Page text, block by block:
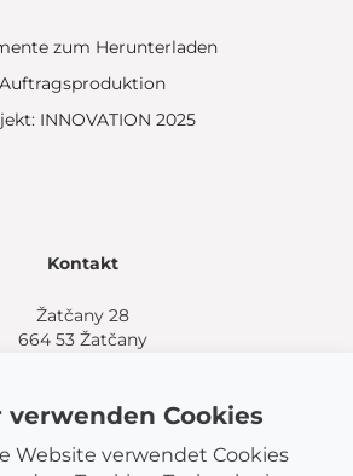
zum Herunterladen
Auftragsproduktion
INNOVATION 2025
Kontakt
Žatčany 28
664 53 Žatčany
Einkaufsmöglichkeiten:
verwenden Cookies
Website verwendet Cookies